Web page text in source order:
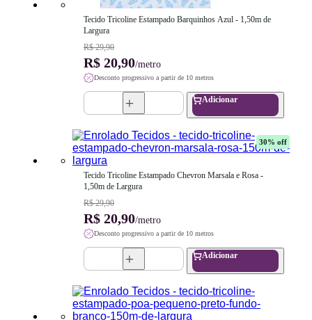
Tecido Tricoline Estampado Barquinhos Azul - 1,50m de
Largura
R$ 29,90
R$ 20,90/metro
Desconto progressivo a partir de 10 metros
Adicionar
30% off
Tecido Tricoline Estampado Chevron Marsala e Rosa -
1,50m de Largura
R$ 29,90
R$ 20,90/metro
Desconto progressivo a partir de 10 metros
Adicionar